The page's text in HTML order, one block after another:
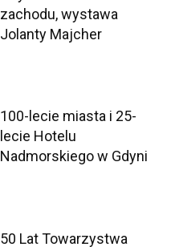
zachodu, wystawa
Jolanty Majcher
100-lecie miasta i 25-
lecie Hotelu
Nadmorskiego w Gdyni
50 Lat Towarzystwa